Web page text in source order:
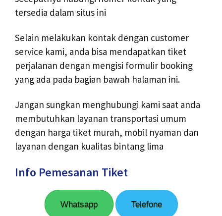
tersedia dalam situs ini
Selain melakukan kontak dengan customer
service kami, anda bisa mendapatkan tiket
perjalanan dengan mengisi formulir booking
yang ada pada bagian bawah halaman ini.
Jangan sungkan menghubungi kami saat anda
membutuhkan layanan transportasi umum
dengan harga tiket murah, mobil nyaman dan
layanan dengan kualitas bintang lima
Info Pemesanan Tiket
Whatsapp Telefone